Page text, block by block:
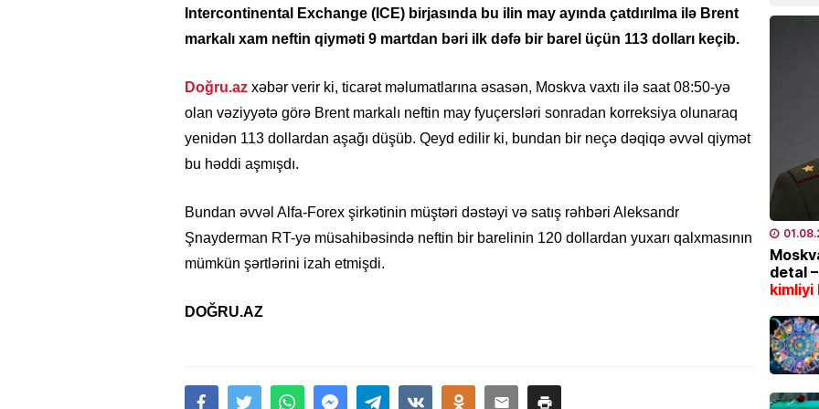
Intercontinental Exchange (ICE) birjasında bu ilin may ayında çatdırılma ilə Brent
markalı xam neftin qiyməti 9 martdan bəri ilk dəfə bir barel üçün 113 dolları keçib.
Doğru.az xəbər verir ki, ticarət məlumatlarına əsasən, Moskva vaxtı ilə saat 08:50-yə
olan vəziyyətə görə Brent markalı neftin may fyuçersləri sonradan korreksiya olunaraq
yenidən 113 dollardan aşağı düşüb. Qeyd edilir ki, bundan bir neçə dəqiqə əvvəl qiymət
bu həddi aşmışdı.
Bundan əvvəl Alfa-Forex şirkətinin müştəri dəstəyi və satış rəhbəri Aleksandr
Şnayderman RT-yə müsahibəsində neftin bir barelinin 120 dollardan yuxarı qalxmasının
mümkün şərtlərini izah etmişdi.
DOĞRU.AZ
İDMAN
SƏHIYYƏ
detal –
kimliyi